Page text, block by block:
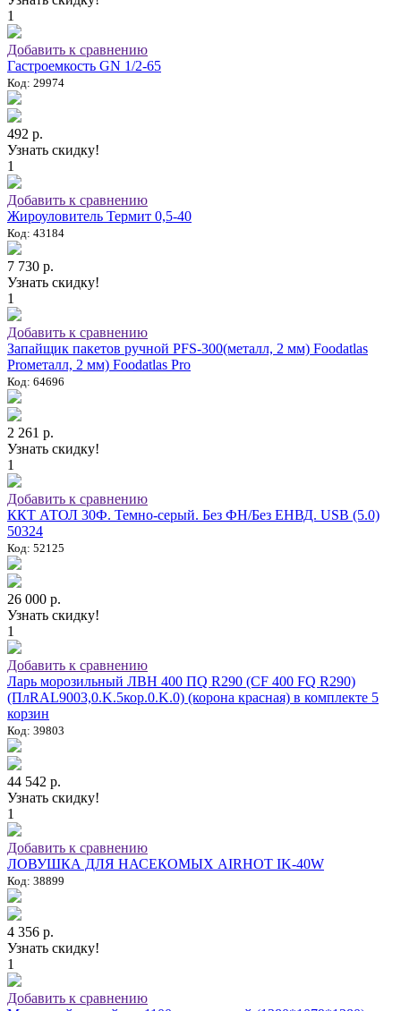
1
Добавить к сравнению
Гастроемкость GN 1/2-65
Код: 29974
492 р.
Узнать скидку!
1
Добавить к сравнению
Жироуловитель Термит 0,5-40
Код: 43184
7 730 р.
Узнать скидку!
1
Добавить к сравнению
Запайщик пакетов ручной PFS-300(металл, 2 мм) Foodatlas
Proметалл, 2 мм) Foodatlas Pro
Код: 64696
2 261 р.
Узнать скидку!
1
Добавить к сравнению
ККТ АТОЛ 30Ф. Темно-серый. Без ФН/Без ЕНВД. USB (5.0)
50324
Код: 52125
26 000 р.
Узнать скидку!
1
Добавить к сравнению
Ларь морозильный ЛВН 400 ПQ R290 (СF 400 FQ R290)
(ПлRAL9003,0.K.5кор.0.K.0) (корона красная) в комплекте 5
корзин
Код: 39803
44 542 р.
Узнать скидку!
1
Добавить к сравнению
ЛОВУШКА ДЛЯ НАСЕКОМЫХ AIRHOT IK-40W
Код: 38899
4 356 р.
Узнать скидку!
1
Добавить к сравнению